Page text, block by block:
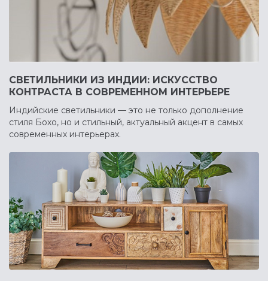
СВЕТИЛЬНИКИ ИЗ ИНДИИ: ИСКУССТВО
КОНТРАСТА В СОВРЕМЕННОМ ИНТЕРЬЕРЕ
Индийские светильники — это не только дополнение
стиля Бохо, но и стильный, актуальный акцент в самых
современных интерьерах.